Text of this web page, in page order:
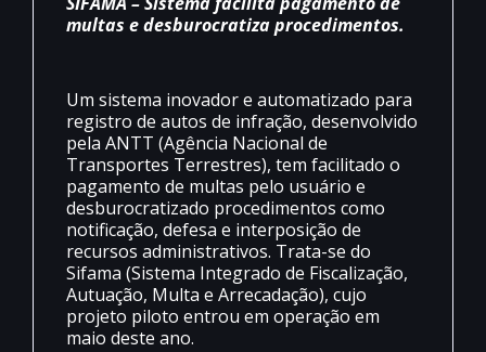
multas e desburocratiza procedimentos.
Um sistema inovador e automatizado para
registro de autos de infração, desenvolvido
pela ANTT (Agência Nacional de
Transportes Terrestres), tem facilitado o
pagamento de multas pelo usuário e
desburocratizado procedimentos como
notificação, defesa e interposição de
recursos administrativos. Trata-se do
Sifama (Sistema Integrado de Fiscalização,
Autuação, Multa e Arrecadação), cujo
projeto piloto entrou em operação em
maio deste ano.